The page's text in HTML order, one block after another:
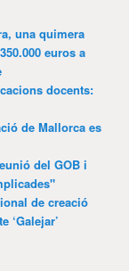
una quimera
euros a
docents:
de Mallorca es
del GOB i
de creació
‘Galejar’